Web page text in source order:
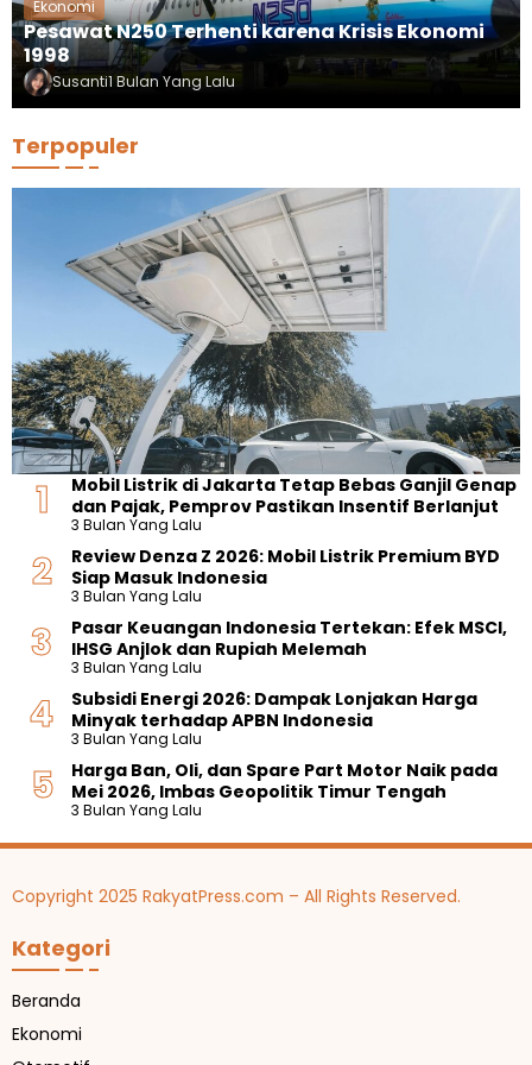
Ekonomi
Pesawat N250 Terhenti karena Krisis Ekonomi
1998
Susanti1 Bulan Yang Lalu
Terpopuler
Mobil Listrik di Jakarta Tetap Bebas Ganjil Genap
dan Pajak, Pemprov Pastikan Insentif Berlanjut
3 Bulan Yang Lalu
Review Denza Z 2026: Mobil Listrik Premium BYD
Siap Masuk Indonesia
3 Bulan Yang Lalu
Pasar Keuangan Indonesia Tertekan: Efek MSCI,
IHSG Anjlok dan Rupiah Melemah
3 Bulan Yang Lalu
Subsidi Energi 2026: Dampak Lonjakan Harga
Minyak terhadap APBN Indonesia
3 Bulan Yang Lalu
Harga Ban, Oli, dan Spare Part Motor Naik pada
Mei 2026, Imbas Geopolitik Timur Tengah
3 Bulan Yang Lalu
Copyright 2025 RakyatPress.com – All Rights Reserved.
Kategori
Beranda
Ekonomi